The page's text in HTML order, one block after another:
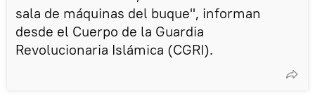
sala de máquinas del buque", informan
desde el Cuerpo de la Guardia
Revolucionaria Islámica (CGRI).